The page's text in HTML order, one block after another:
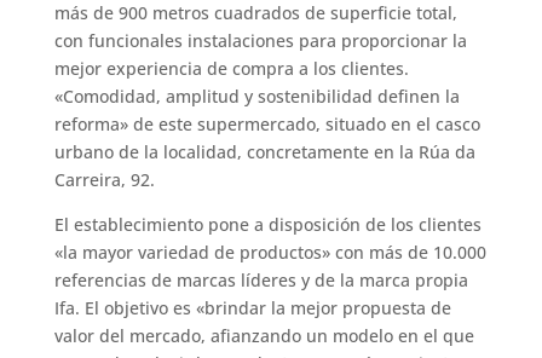
más de 900 metros cuadrados de superficie total,
con funcionales instalaciones para proporcionar la
mejor experiencia de compra a los clientes.
«Comodidad, amplitud y sostenibilidad definen la
reforma» de este supermercado, situado en el casco
urbano de la localidad, concretamente en la Rúa da
Carreira, 92.
El establecimiento pone a disposición de los clientes
«la mayor variedad de productos» con más de 10.000
referencias de marcas líderes y de la marca propia
Ifa. El objetivo es «brindar la mejor propuesta de
valor del mercado, afianzando un modelo en el que